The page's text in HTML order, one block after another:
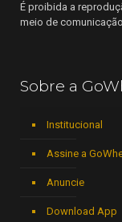
É proibida a
meio de
Sobre a
Institucional
Assine a
Anuncie
Download App